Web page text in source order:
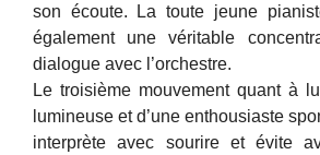
son écoute.
La toute jeune
également une véritable
dialogue avec l’orchestre.
Le troisième mouvement quant à
lumineuse et d’une enthousiaste
interprète avec sourire et évite